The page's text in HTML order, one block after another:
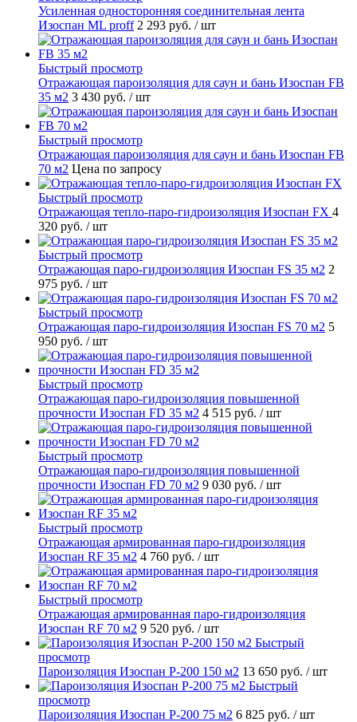
Усиленная односторонняя соединительная лента
Изоспан ML proff 2 293 руб. / шт
Быстрый просмотр
Отражающая пароизоляция для саун и бань Изоспан FB
35 м2 3 430 руб. / шт
Быстрый просмотр
Отражающая пароизоляция для саун и бань Изоспан FB
70 м2 Цена по запросу
Быстрый просмотр
Отражающая тепло-паро-гидроизоляция Изоспан FХ 4
320 руб. / шт
Быстрый просмотр
Отражающая паро-гидроизоляция Изоспан FS 35 м2 2
975 руб. / шт
Быстрый просмотр
Отражающая паро-гидроизоляция Изоспан FS 70 м2 5
950 руб. / шт
Быстрый просмотр
Отражающая паро-гидроизоляция повышенной
прочности Изоспан FD 35 м2 4 515 руб. / шт
Быстрый просмотр
Отражающая паро-гидроизоляция повышенной
прочности Изоспан FD 70 м2 9 030 руб. / шт
Быстрый просмотр
Отражающая армированная паро-гидроизоляция
Изоспан RF 35 м2 4 760 руб. / шт
Быстрый просмотр
Отражающая армированная паро-гидроизоляция
Изоспан RF 70 м2 9 520 руб. / шт
Быстрый
просмотр
Пароизоляция Изоспан P-200 150 м2 13 650 руб. / шт
Быстрый
просмотр
Пароизоляция Изоспан P-200 75 м2 6 825 руб. / шт